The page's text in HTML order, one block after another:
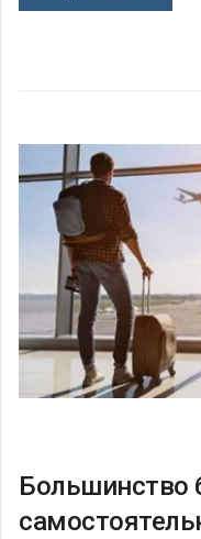
Большинство